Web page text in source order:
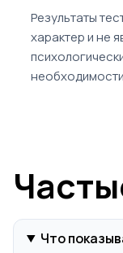
Результаты
характер и не
Что